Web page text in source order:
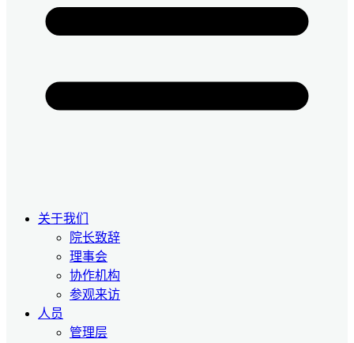
关于我们
院长致辞
理事会
协作机构
参观来访
人员
管理层